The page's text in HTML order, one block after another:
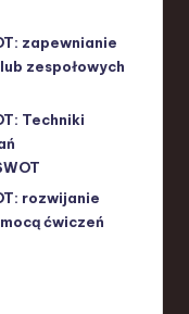
zapewnianie
zespołowych
Techniki
rozwijanie
ćwiczeń